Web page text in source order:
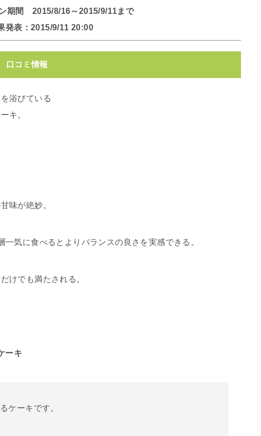
期間 2015/8/16～2015/9/11まで
発表：2015/9/11 20:00
口コミ情報
浴びている
キ。
味が絶妙。
気に食べるとよりバランスの良さを実感できる。
けでも満たされる。
ーキ
ケーキです。